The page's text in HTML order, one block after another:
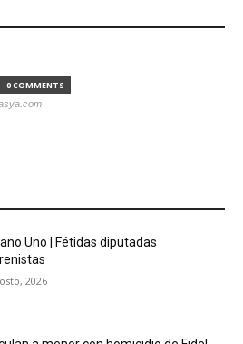
0 COMMENTS
Uno | Fétidas diputadas
2026